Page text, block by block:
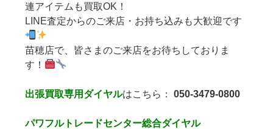
連アイテムも買取OK！
LINE査定からのご来店・お持ち込みも大歓迎です
苗穂店で、皆さまのご来店をお待ちしておりま
す！
出張買取専用ダイヤルはこちら：050-3479-0800
パワフルトレードセンター総合ダイヤル